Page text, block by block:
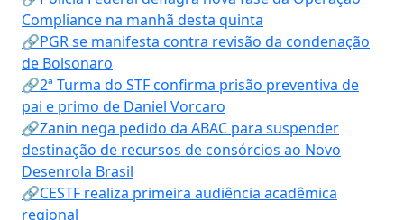
Compliance na manhã desta quinta
🔗PGR se manifesta contra revisão da condenação
de Bolsonaro
🔗2ª Turma do STF confirma prisão preventiva de
pai e primo de Daniel Vorcaro
🔗Zanin nega pedido da ABAC para suspender
destinação de recursos de consórcios ao Novo
Desenrola Brasil
🔗CESTF realiza primeira audiência acadêmica
regional